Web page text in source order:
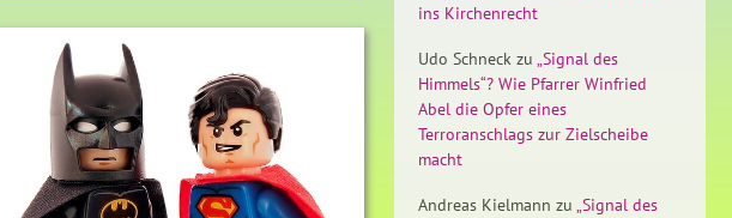
ins Kirchenrecht
Udo Schneck zu „Signal des
Himmels“? Wie Pfarrer Winfried
Abel die Opfer eines
Terroranschlags zur Zielscheibe
macht
Andreas Kielmann zu „Signal des